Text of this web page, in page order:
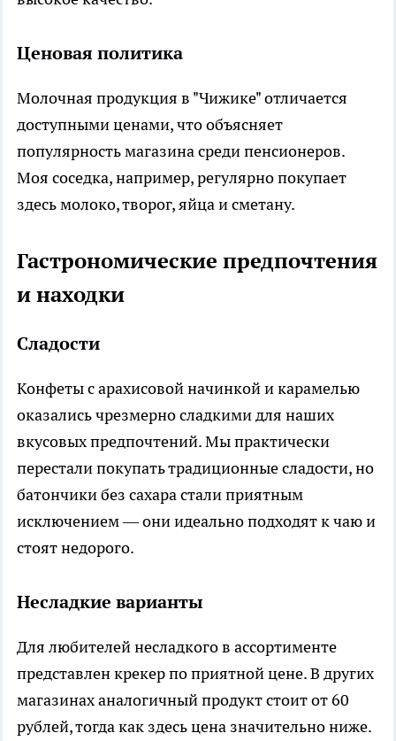
Ценовая политика
Молочная продукция в "Чижике" отличается
доступными ценами, что объясняет
популярность магазина среди пенсионеров.
Моя соседка, например, регулярно покупает
здесь молоко, творог, яйца и сметану.
Гастрономические предпочтения
и находки
Сладости
Конфеты с арахисовой начинкой и карамелью
оказались чрезмерно сладкими для наших
вкусовых предпочтений. Мы практически
перестали покупать традиционные сладости, но
батончики без сахара стали приятным
исключением — они идеально подходят к чаю и
стоят недорого.
Несладкие варианты
Для любителей несладкого в ассортименте
представлен крекер по приятной цене. В других
магазинах аналогичный продукт стоит от 60
рублей, тогда как здесь цена значительно ниже.